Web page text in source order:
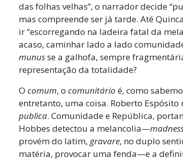
das folhas velhas”, o narrador decide
mas compreende ser já tarde. Até
ir “escorregando na ladeira fatal da
acaso, caminhar lado a lado
munusse a galhofa, sempre
representação da totalidade?
O comum, o comunitário é, como
entretanto, uma coisa. Roberto
publica. Comunidade e República,
Hobbes detectou a melancolia—
provém do latim, gravare, no duplo
matéria, provocar uma fenda—e a